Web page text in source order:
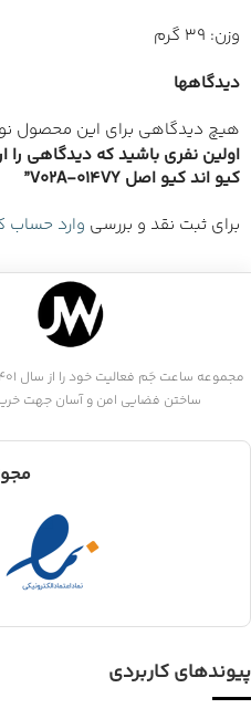
وزن: 39 گرم
دیدگاهها
هیچ دیدگاهی برای این محصول
اولین نفری باشید که دیدگاهی
کیو اند کیو اصل V02A-014VY”
برای ثبت نقد و بررسی وارد حساب
ساختن فضایی امن و آسان جهت
پیوندهای کاربردی